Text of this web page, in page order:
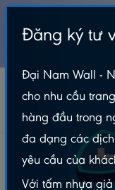
Tấm Than Tre Cao Cấp
Tấm Ốp Than Tre
Tấm Ốp Than
Đăng ký tư
Đại Nam Wall -
cho nhu cầu
hàng đầu trong
đa dạng các
yêu cầu của
Với tấm nhựa